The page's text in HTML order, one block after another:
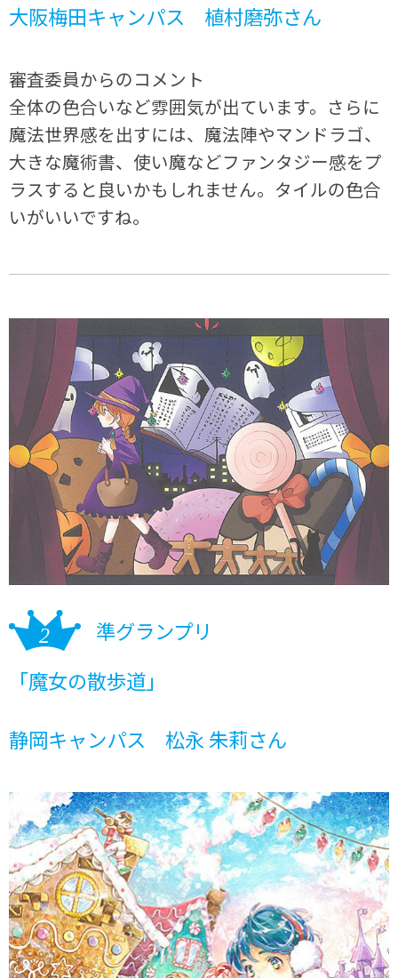
大阪梅田キャンパス 植村磨弥さん
審査委員からのコメント
全体の色合いなど雰囲気が出ています。さらに
魔法世界感を出すには、魔法陣やマンドラゴ、
大きな魔術書、使い魔などファンタジー感をプ
ラスすると良いかもしれません。タイルの色合
いがいいですね。
準グランプリ
「魔女の散歩道」
静岡キャンパス 松永 朱莉さん